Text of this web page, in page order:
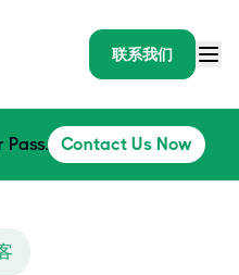
联系我们
Pass. Contact Us Now